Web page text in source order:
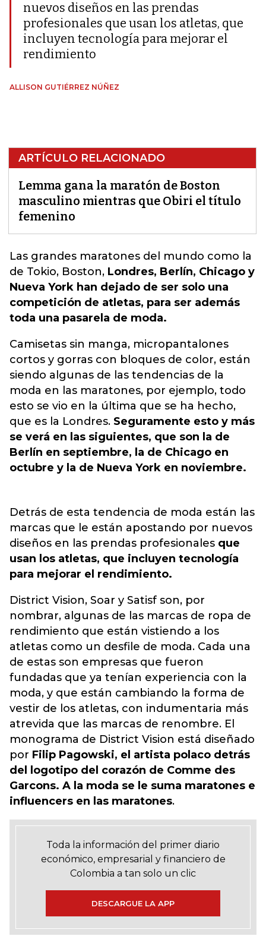
nuevos diseños en las prendas
profesionales que usan los atletas, que
incluyen tecnología para mejorar el
rendimiento
ALLISON GUTIÉRREZ NÚÑEZ
ARTÍCULO RELACIONADO
Lemma gana la maratón de Boston
masculino mientras que Obiri el título
femenino
Las grandes maratones del mundo como la
de Tokio, Boston, Londres, Berlín, Chicago y
Nueva York han dejado de ser solo una
competición de atletas, para ser además
toda una pasarela de moda.
Camisetas sin manga, micropantalones
cortos y gorras con bloques de color, están
siendo algunas de las tendencias de la
moda en las maratones, por ejemplo, todo
esto se vio en la última que se ha hecho,
que es la Londres. Seguramente esto y más
se verá en las siguientes, que son la de
Berlín en septiembre, la de Chicago en
octubre y la de Nueva York en noviembre.
Detrás de esta tendencia de moda están las
marcas que le están apostando por nuevos
diseños en las prendas profesionales que
usan los atletas, que incluyen tecnología
para mejorar el rendimiento.
District Vision, Soar y Satisf son, por
nombrar, algunas de las marcas de ropa de
rendimiento que están vistiendo a los
atletas como un desfile de moda. Cada una
de estas son empresas que fueron
fundadas que ya tenían experiencia con la
moda, y que están cambiando la forma de
vestir de los atletas, con indumentaria más
atrevida que las marcas de renombre. El
monograma de District Vision está diseñado
por Filip Pagowski, el artista polaco detrás
del logotipo del corazón de Comme des
Garcons. A la moda se le suma maratones e
influencers en las maratones.
Toda la información del primer diario
económico, empresarial y financiero de
Colombia a tan solo un clic
DESCARGUE LA APP